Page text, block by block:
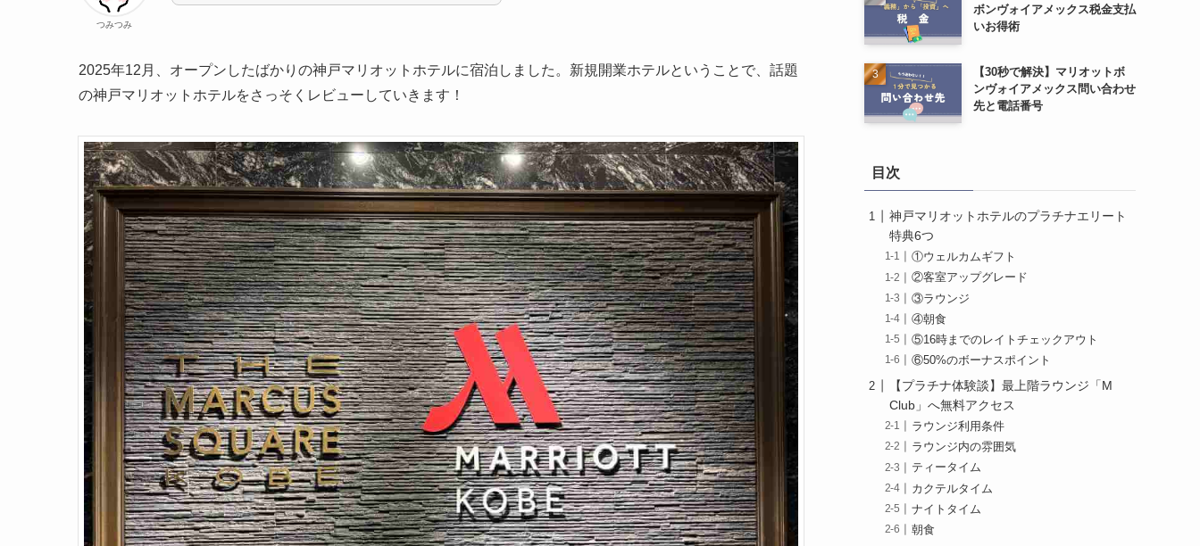
つみつみ
2025年12月、オープンしたばかりの神戸マリオットホテルに宿泊しました。新規開業ホテルということで、話題
の神戸マリオットホテルをさっそくレビューしていきます！
ボンヴォイアメックス税金支払
いお得術
【30秒で解決】マリオットボ
ンヴォイアメックス問い合わせ
先と電話番号
目次
神戸マリオットホテルのプラチナエリート
特典6つ
①ウェルカムギフト
②客室アップグレード
③ラウンジ
④朝食
⑤16時までのレイトチェックアウト
⑥50%のボーナスポイント
【プラチナ体験談】最上階ラウンジ「M
Club」へ無料アクセス
ラウンジ利用条件
ラウンジ内の雰囲気
ティータイム
カクテルタイム
ナイトタイム
朝食